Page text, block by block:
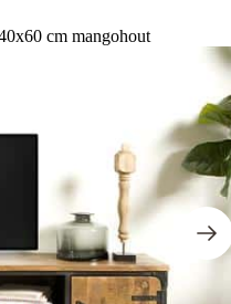
cm mangohout